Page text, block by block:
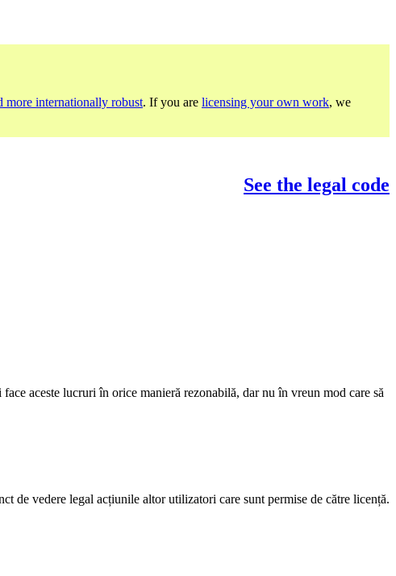
more internationally robust. If you are licensing your own work, we
See the legal code
face aceste lucruri în orice manieră rezonabilă, dar nu în vreun mod care să
de vedere legal acțiunile altor utilizatori care sunt permise de către licență.